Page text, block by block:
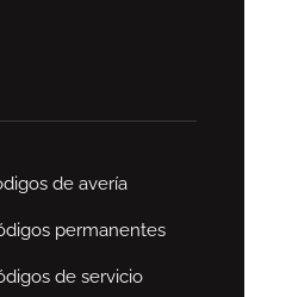
de avería
permanentes
de servicio